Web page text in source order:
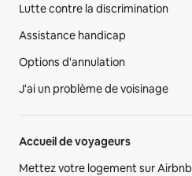
Lutte contre la discrimination
Assistance handicap
Options d'annulation
J'ai un problème de voisinage
Accueil de voyageurs
Mettez votre logement sur Airbnb